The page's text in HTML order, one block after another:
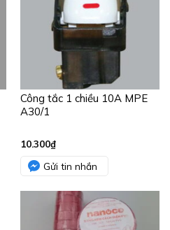
Công tắc 1 chiều 10A MPE
A30/1
10.300₫
Gửi tin nhắn